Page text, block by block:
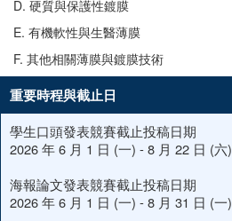
D. 硬質與保護性鍍膜
E. 有機軟性與生醫薄膜
F. 其他相關薄膜與鍍膜技術
重要時程與截止日
學生口頭發表競賽截止投稿日期
2026 年 6 月 1 日 (一) - 8 月 22 日 (六)
海報論文發表競賽截止投稿日期
2026 年 6 月 1 日 (一) - 8 月 31 日 (一)